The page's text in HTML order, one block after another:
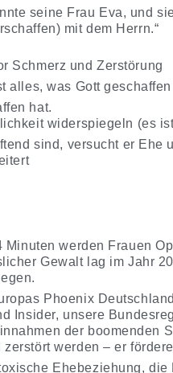
seine Frau Eva, und
mit dem Herrn.“
Schmerz und Zerstörung
alles, was Gott geschaffen
hat.
widerspiegeln (es
sind, versucht er Ehe
Minuten werden Frauen
Gewalt lag im Jahr
Phoenix
Insider, unsere
der boomenden
werden – er
Ehebeziehung, die